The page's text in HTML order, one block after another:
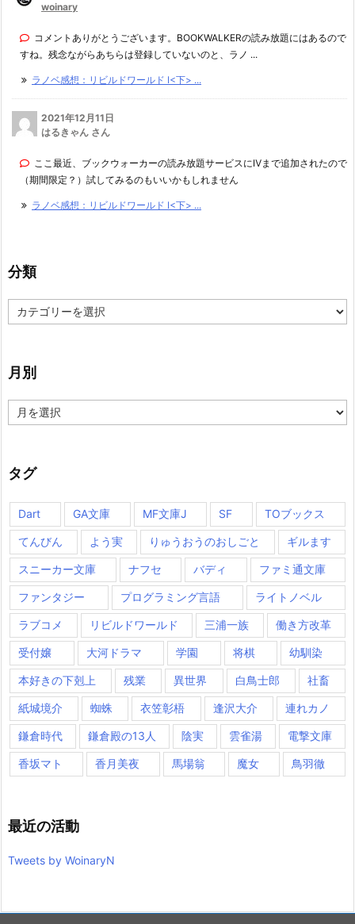
woinary
コメントありがとうございます。BOOKWALKERの読み放題にはあるので
すね。残念ながらあちらは登録していないのと、ラノ ...
ラノベ感想：リビルドワールド I<下> ...
2021年12月11日
はるきゃん さん
ここ最近、ブックウォーカーの読み放題サービスにⅣまで追加されたので
（期間限定？）試してみるのもいいかもしれません
ラノベ感想：リビルドワールド I<下> ...
分類
類
月別
別
タグ
Dart GA文庫 MF文庫J SF TOブックス
てんびん よう実 りゅうおうのおしごと ギルます
スニーカー文庫 ナフセ バディ ファミ通文庫
ファンタジー プログラミング言語 ライトノベル
ラブコメ リビルドワールド 三浦一族 働き方改革
受付嬢 大河ドラマ 学園 将棋 幼馴染
本好きの下剋上 残業 異世界 白鳥士郎 社畜
紙城境介 蜘蛛 衣笠彰梧 逢沢大介 連れカノ
鎌倉時代 鎌倉殿の13人 陰実 雲雀湯 電撃文庫
香坂マト 香月美夜 馬場翁 魔女 鳥羽徹
最近の活動
Tweets by WoinaryN